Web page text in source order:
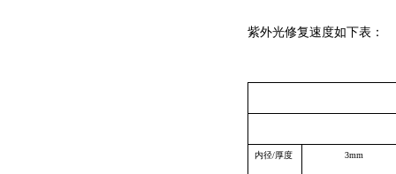
紫外光修复速度如下表：
内径/厚度 3mm